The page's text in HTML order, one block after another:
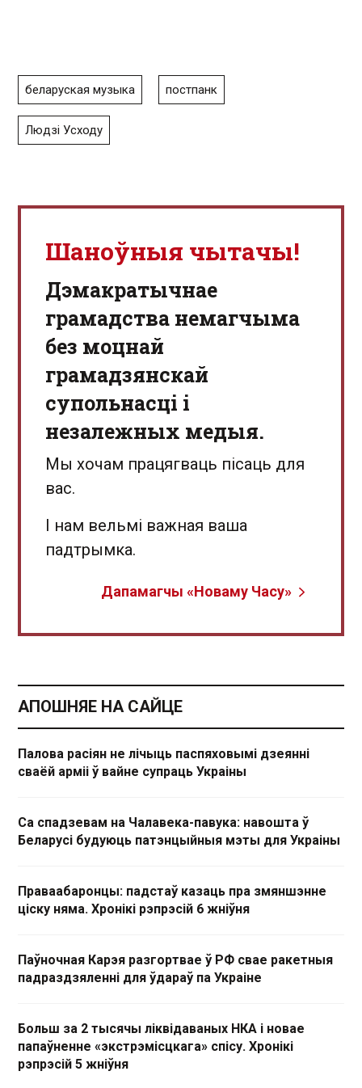
беларуская музыка постпанк
Людзі Усходу
Шаноўныя чытачы!
Дэмакратычнае
грамадства немагчыма
без моцнай
грамадзянскай
супольнасці і
незалежных медыя.
Мы хочам працягваць пісаць для
вас.
І нам вельмі важная ваша
падтрымка.
Дапамагчы «Новаму Часу»
АПОШНЯЕ НА САЙЦЕ
Палова расіян не лічыць паспяховымі дзеянні
сваёй арміі ў вайне супраць Украіны
Са спадзевам на Чалавека-павука: навошта ў
Беларусі будуюць патэнцыйныя мэты для Украіны
Праваабаронцы: падстаў казаць пра змяншэнне
ціску няма. Хронікі рэпрэсій 6 жніўня
Паўночная Карэя разгортвае ў РФ свае ракетныя
падраздзяленні для ўдараў па Украіне
Больш за 2 тысячы ліквідаваных НКА і новае
папаўненне «экстрэмісцкага» спісу. Хронікі
рэпрэсій 5 жніўня